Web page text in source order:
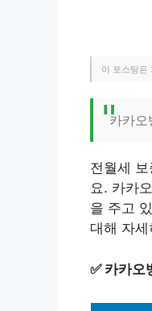
이 포스팅은
카카
전월세
요. 카카
을 주고
대해 자
✅ 카카오